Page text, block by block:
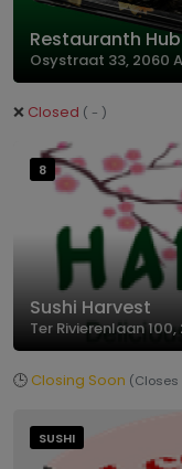
Restauranth
Osystraat 33, 2060
❌ Closed ( - )
8
Sushi Harvest
Ter Rivierenlaan 100,
🕒 Closing Soon (Closes
SUSHI